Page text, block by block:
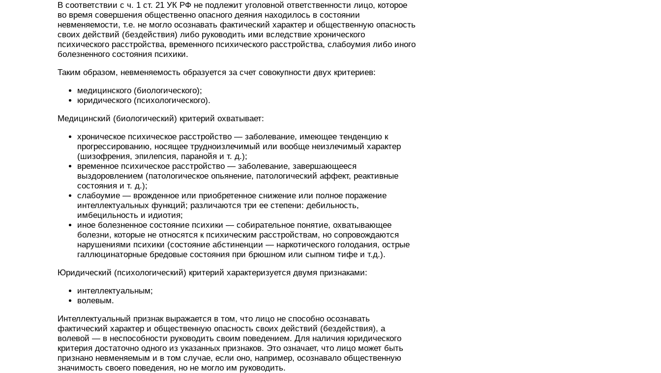
В соответствии с ч. 1 ст. 21 УК РФ не подлежит уголовной ответственности лицо, которое
во время совершения общественно опасного деяния находилось в состоянии
невменяемости, т.е. не могло осознавать фактический характер и общественную опасность
своих действий (бездействия) либо руководить ими вследствие хронического
психического расстройства, временного психического расстройства, слабоумия либо иного
болезненного состояния психики.
Таким образом, невменяемость образуется за счет совокупности двух критериев:
медицинского (биологического);
юридического (психологического).
Медицинский (биологический) критерий охватывает:
хроническое психическое расстройство — заболевание, имеющее тенденцию к
прогрессированию, носящее трудноизлечимый или вообще неизлечимый характер
(шизофрения, эпилепсия, паранойя и т. д.);
временное психическое расстройство — заболевание, завершающееся
выздоровлением (патологическое опьянение, патологический аффект, реактивные
состояния и т. д.);
слабоумие — врожденное или приобретенное снижение или полное поражение
интеллектуальных функций; различаются три ее степени: дебильность,
имбецильность и идиотия;
иное болезненное состояние психики — собирательное понятие, охватывающее
болезни, которые не относятся к психическим расстройствам, но сопровождаются
нарушениями психики (состояние абстиненции — наркотического голодания, острые
галлюцинаторные бредовые состояния при брюшном или сыпном тифе и т.д.).
Юридический (психологический) критерий характеризуется двумя признаками:
интеллектуальным;
волевым.
Интеллектуальный признак выражается в том, что лицо не способно осознавать
фактический характер и общественную опасность своих действий (бездействия), а
волевой — в неспособности руководить своим поведением. Для наличия юридического
критерия достаточно одного из указанных признаков. Это означает, что лицо может быть
признано невменяемым и в том случае, если оно, например, осознавало общественную
значимость своего поведения, но не могло им руководить.